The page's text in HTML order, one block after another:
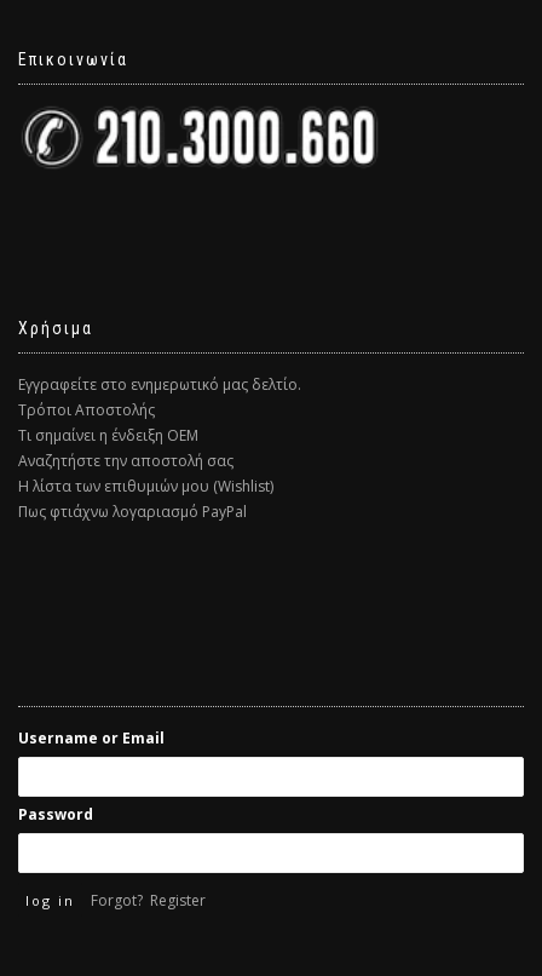
Επικοινωνία
Χρήσιμα
Εγγραφείτε στο ενημερωτικό μας δελτίο.
Τρόποι Αποστολής
Τι σημαίνει η ένδειξη ΟΕΜ
Αναζητήστε την αποστολή σας
Η λίστα των επιθυμιών μου (Wishlist)
Πως φτιάχνω λογαριασμό PayPal
Username or Email
Password
Forgot? Register